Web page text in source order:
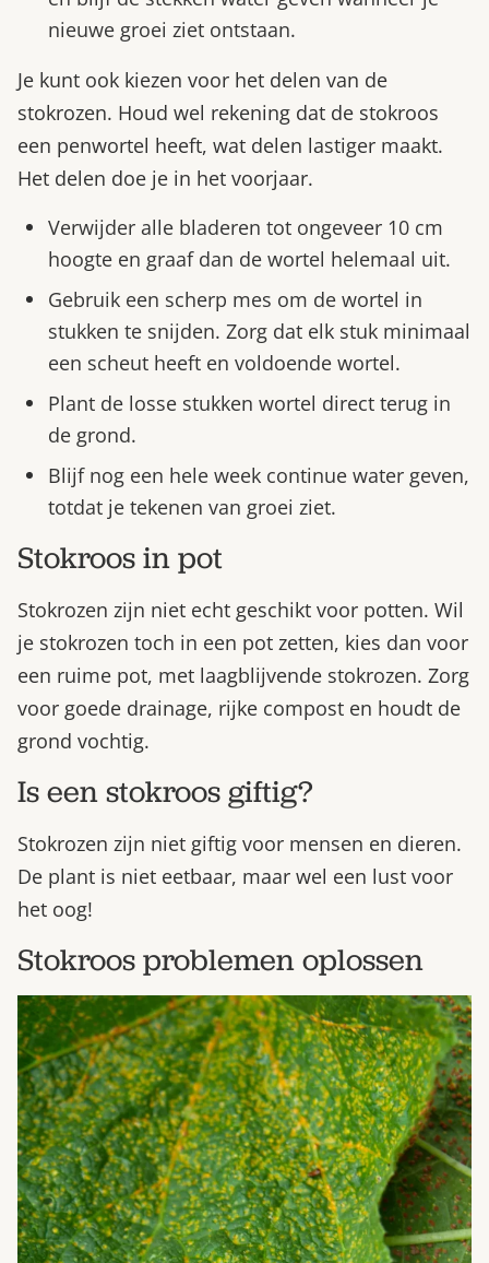
nieuwe groei ziet ontstaan.
Je kunt ook kiezen voor het delen van de
stokrozen. Houd wel rekening dat de stokroos
een penwortel heeft, wat delen lastiger maakt.
Het delen doe je in het voorjaar.
Verwijder alle bladeren tot ongeveer 10 cm
hoogte en graaf dan de wortel helemaal uit.
Gebruik een scherp mes om de wortel in
stukken te snijden. Zorg dat elk stuk minimaal
een scheut heeft en voldoende wortel.
Plant de losse stukken wortel direct terug in
de grond.
Blijf nog een hele week continue water geven,
totdat je tekenen van groei ziet.
Stokroos in pot
Stokrozen zijn niet echt geschikt voor potten. Wil
je stokrozen toch in een pot zetten, kies dan voor
een ruime pot, met laagblijvende stokrozen. Zorg
voor goede drainage, rijke compost en houdt de
grond vochtig.
Is een stokroos giftig?
Stokrozen zijn niet giftig voor mensen en dieren.
De plant is niet eetbaar, maar wel een lust voor
het oog!
Stokroos problemen oplossen